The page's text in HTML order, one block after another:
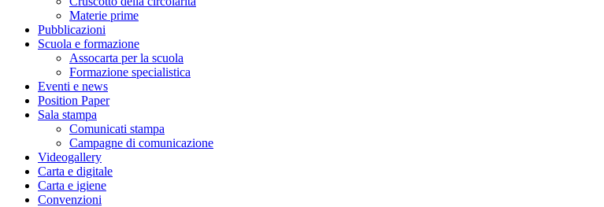
Materie prime
Pubblicazioni
Scuola e formazione
Assocarta per la scuola
Formazione specialistica
Eventi e news
Position Paper
Sala stampa
Comunicati stampa
Campagne di comunicazione
Videogallery
Carta e digitale
Carta e igiene
Convenzioni